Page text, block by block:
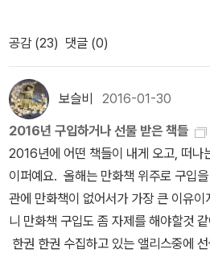
랭크 밀러의 작화스타일을 좋아하시는
면을 사랑하는 사랑이라면, 그리고 배트
다른 그만의 매력은 독보적인것 같아요
을 은퇴하고 브루스 웨인의 삶을 살던 그
기도 했지만, 배트맨에게는 그의 늙은 육
을 가진 젊음이 필요하다는것을 깨닫게
의 삶을 끝내고, 새로운 배트맨으로 탄
다는 사명을 받게 되는거죠. 솔직히 브
닌 인간인것을 알면서도 그가 아닌 배트
같아요. 이제 고담에는 진정한 배트맨을
서 페이퍼에 옮겼어요. DC에서 가장 대
트맨입니다. 둘다 히어로이지만, 슈퍼맨
은 우울한 환자 같은 이미지가 있어요.
만 소장하고 있지 나머지는 관심이 없었
크로스 오버쪽도 재미있어 보입니다.
이 사랑받았지만, 오래된 캐릭터라 그런
았네요. 오히려 크로스 오버 작품에
우먼 배트맨 - 배트맨은 최근 다시 새로 태어나고 있어요. 배트
맨 영화 좋아해서 시리즈 모으고 있는데
면서도 마블 코믹스를 읽느라 계속 미루
론에서 출간하더니 최근에 시공사로 저
공감 (23) 댓글 (0)
보슬비 2016-01-30
2016년 구입하거나 선물 받은 책들
2016년에 어떤 책들이 내게 오고, 떠나
이퍼예요. 올해는 만화책 위주로 구입
관에 만화책이 없어서가 가장 큰 이유
니 만화책 구입도 좀 자제를 해야할것
한권 한권 수집하고 있는 앨리스중에